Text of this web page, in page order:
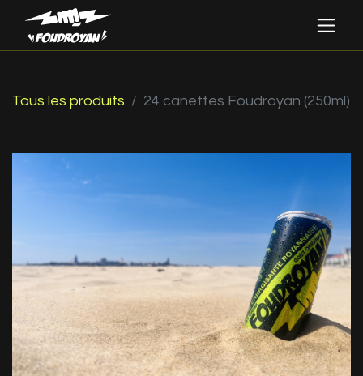
Tous les produits 24 canettes Foudroyan (250ml)